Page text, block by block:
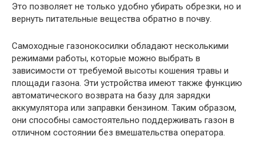
Это позволяет не только удобно убирать обрезки, но и
вернуть питательные вещества обратно в почву.
Самоходные газонокосилки обладают несколькими
режимами работы, которые можно выбрать в
зависимости от требуемой высоты кошения травы и
площади газона. Эти устройства имеют также функцию
автоматического возврата на базу для зарядки
аккумулятора или заправки бензином. Таким образом,
они способны самостоятельно поддерживать газон в
отличном состоянии без вмешательства оператора.